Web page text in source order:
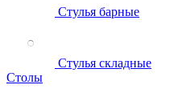
Стулья барные
Стулья складные
Столы